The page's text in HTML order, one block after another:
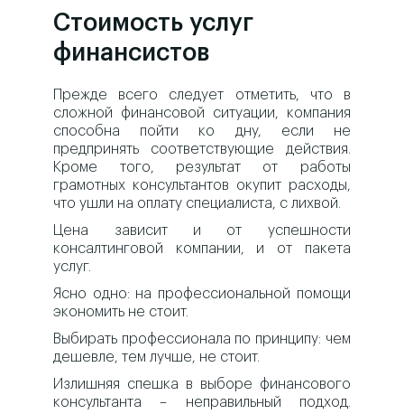
Стоимость услуг
финансистов
Прежде всего следует отметить, что в
сложной финансовой ситуации, компания
способна пойти ко дну, если не
предпринять соответствующие действия.
Кроме того, результат от работы
грамотных консультантов окупит расходы,
что ушли на оплату специалиста, с лихвой.
Цена зависит и от успешности
консалтинговой компании, и от пакета
услуг.
Ясно одно: на профессиональной помощи
экономить не стоит.
Выбирать профессионала по принципу: чем
дешевле, тем лучше, не стоит.
Излишняя спешка в выборе финансового
консультанта – неправильный подход.